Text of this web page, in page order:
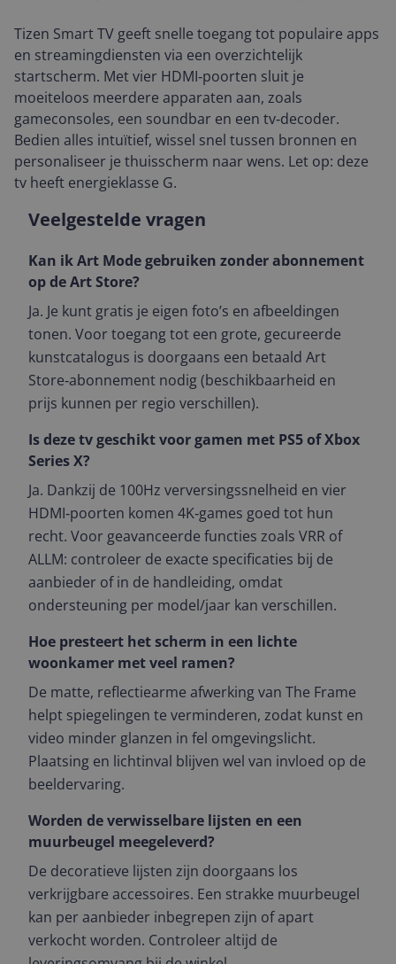
Tizen Smart TV geeft snelle toegang tot populaire apps
en streamingdiensten via een overzichtelijk
startscherm. Met vier HDMI‑poorten sluit je
moeiteloos meerdere apparaten aan, zoals
gameconsoles, een soundbar en een tv‑decoder.
Bedien alles intuïtief, wissel snel tussen bronnen en
personaliseer je thuisscherm naar wens. Let op: deze
tv heeft energieklasse G.
Veelgestelde vragen
Kan ik Art Mode gebruiken zonder abonnement
op de Art Store?
Ja. Je kunt gratis je eigen foto’s en afbeeldingen
tonen. Voor toegang tot een grote, gecureerde
kunstcatalogus is doorgaans een betaald Art
Store‑abonnement nodig (beschikbaarheid en
prijs kunnen per regio verschillen).
Is deze tv geschikt voor gamen met PS5 of Xbox
Series X?
Ja. Dankzij de 100Hz verversingssnelheid en vier
HDMI‑poorten komen 4K‑games goed tot hun
recht. Voor geavanceerde functies zoals VRR of
ALLM: controleer de exacte specificaties bij de
aanbieder of in de handleiding, omdat
ondersteuning per model/jaar kan verschillen.
Hoe presteert het scherm in een lichte
woonkamer met veel ramen?
De matte, reflectiearme afwerking van The Frame
helpt spiegelingen te verminderen, zodat kunst en
video minder glanzen in fel omgevingslicht.
Plaatsing en lichtinval blijven wel van invloed op de
beeldervaring.
Worden de verwisselbare lijsten en een
muurbeugel meegeleverd?
De decoratieve lijsten zijn doorgaans los
verkrijgbare accessoires. Een strakke muurbeugel
kan per aanbieder inbegrepen zijn of apart
verkocht worden. Controleer altijd de